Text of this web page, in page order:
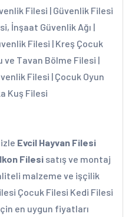
Filesi | Güvenlik Filesi
İnşaat Güvenlik Ağı |
Filesi | Kreş Çocuk
ve Tavan Bölme Filesi |
Filesi | Çocuk Oyun
Kuş Filesi
Evcil Hayvan Filesi
Filesi satış ve montaj
malzeme ve işçilik
Çocuk Filesi Kedi Filesi
en uygun fiyatları